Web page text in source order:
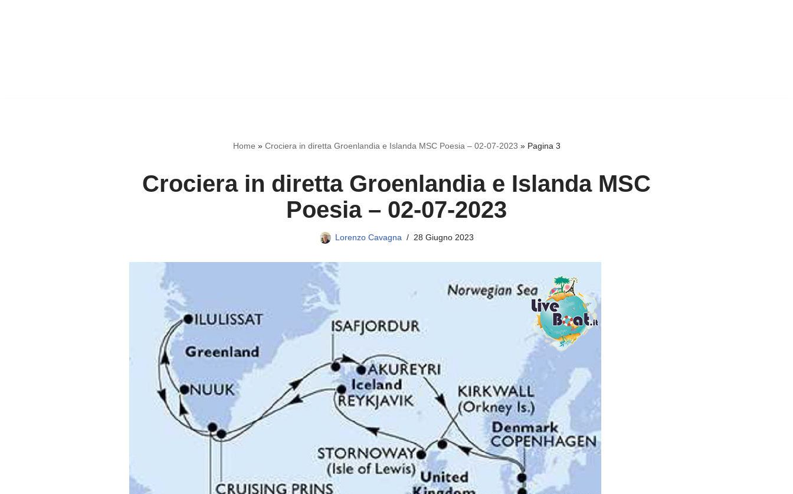
Home » Crociera in diretta Groenlandia e Islanda MSC Poesia – 02-07-2023 » Pagina 3
Crociera in diretta Groenlandia e Islanda MSC
Poesia – 02-07-2023
Lorenzo Cavagna 28 Giugno 2023